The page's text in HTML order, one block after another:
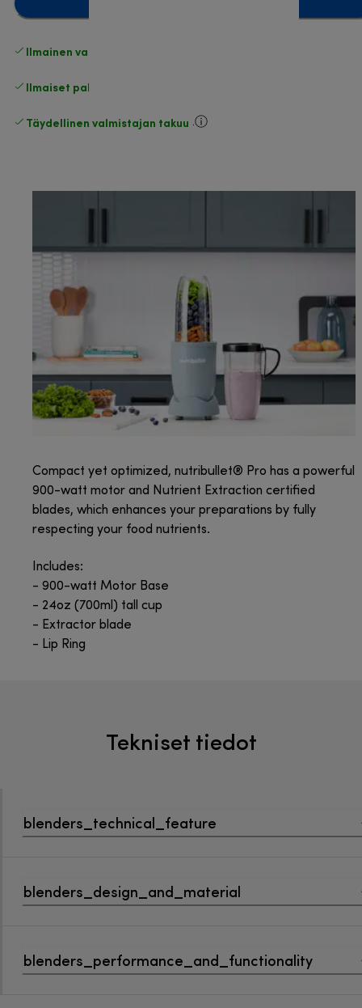
Ilmainen vakiotoimitus
Ilmaiset palautukset
Täydellinen valmistajan takuu .
Compact yet optimized, nutribullet® Pro has a powerful
900-watt motor and Nutrient Extraction certified
blades, which enhances your preparations by fully
respecting your food nutrients.
Includes:
- 900-watt Motor Base
- 24oz (700ml) tall cup
- Extractor blade
- Lip Ring
Tekniset tiedot
blenders_technical_feature
blenders_design_and_material
blenders_performance_and_functionality